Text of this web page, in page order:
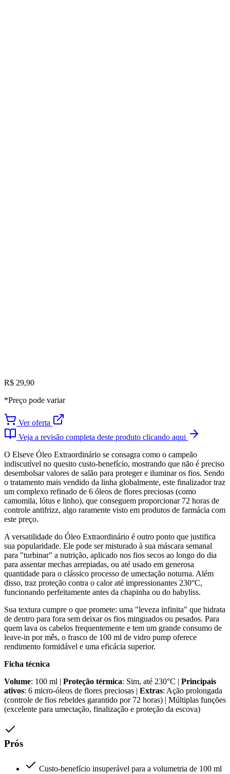
R$ 29,90
*Preço pode variar
Ver oferta
Veja a revisão completa deste produto clicando aqui
O Elseve Óleo Extraordinário se consagra como o campeão
indiscutível no quesito custo-benefício, mostrando que não é preciso
desembolsar valores de salão para proteger e iluminar os fios. Sendo
o tratamento mais vendido da linha globalmente, este finalizador traz
um complexo refinado de 6 óleos de flores preciosas (como
camomila, lótus e linho), que conseguem proporcionar 72 horas de
controle antifrizz, algo raramente visto em produtos de farmácia com
este preço.
A versatilidade do Óleo Extraordinário é outro ponto que justifica
sua popularidade. Ele pode ser misturado à sua máscara semanal
para "turbinar" a nutrição, aplicado nos fios secos ao longo do dia
para assentar mechas arrepiadas, ou até usado em generosa
quantidade para o clássico processo de umectação noturna. Além
disso, traz proteção contra o calor até impressionantes 230°C,
funcionando perfeitamente antes da chapinha ou do babyliss.
Sua textura cumpre o que promete: uma "leveza infinita" que hidrata
de dentro para fora sem deixar os fios minguados ou pesados. Para
quem lava os cabelos frequentemente e tem um grande consumo de
leave-in por mês, o frasco de 100 ml de vidro pump oferece
rendimento formidável e uma eficácia superior.
Ficha técnica
Volume: 100 ml | Proteção térmica: Sim, até 230°C | Principais
ativos: 6 micro-óleos de flores preciosas | Extras: Ação prolongada
(controle de fios rebeldes garantido por 72 horas) | Múltiplas funções
(excelente para umectação, finalização e proteção da escova)
Prós
Custo-benefício insuperável para a volumetria de 100 ml